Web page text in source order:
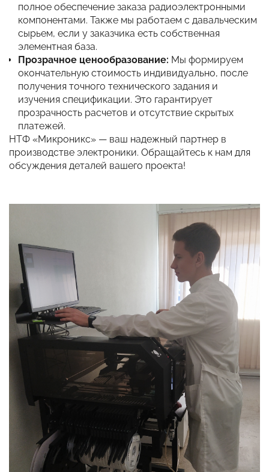
полное обеспечение заказа радиоэлектронными
компонентами. Также мы работаем с давальческим
сырьем, если у заказчика есть собственная
элементная база.
Прозрачное ценообразование: Мы формируем
окончательную стоимость индивидуально, после
получения точного технического задания и
изучения спецификации. Это гарантирует
прозрачность расчетов и отсутствие скрытых
платежей.
НТФ «Микроникс» — ваш надежный партнер в
производстве электроники. Обращайтесь к нам для
обсуждения деталей вашего проекта!